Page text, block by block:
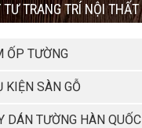
TƯ TRANG TRÍ NỘI THẤT
ỐP TƯỜNG
KIỆN SÀN GỖ
DÁN TƯỜNG HÀN QUỐC